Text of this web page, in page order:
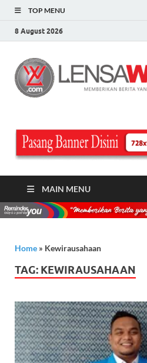
TOP MENU
8 August 2026
MAIN MENU
Home » Kewirausahaan
TAG: KEWIRAUSAHAAN